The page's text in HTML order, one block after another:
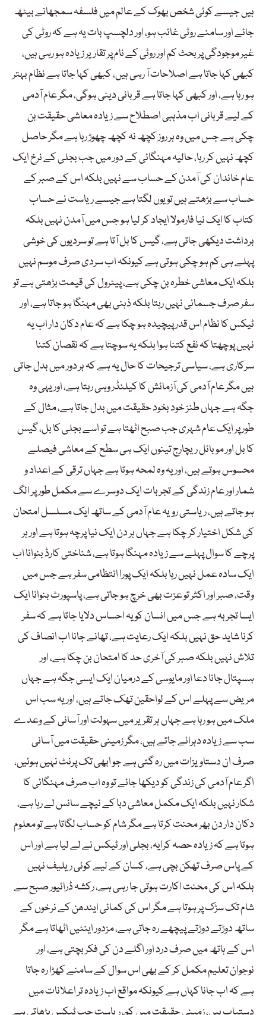
ہیں جیسے کوئی شخص بھوک کے عالم میں فلسفہ سمجھانے بیٹھ
جائے اور سامنے روٹی غائب ہو، اور دلچسپ بات یہ ہے کہ روٹی کی
غیر موجودگی پر بحث کم اور روٹی کے نام پر تقاریر زیادہ ہو رہی ہیں،
کبھی کہا جاتا ہے اصلاحات آ رہی ہیں، کبھی کہا جاتا ہے نظام بہتر
ہو رہا ہے، اور کبھی کہا جاتا ہے قربانی دینی ہوگی، مگر عام آدمی
کے لیے قربانی اب مذہبی اصطلاح سے زیادہ معاشی حقیقت بن
چکی ہے جس میں وہ ہر روز کچھ نہ کچھ چھوڑ رہا ہے مگر حاصل
کچھ نہیں کر رہا، حالیہ مہنگائی کے دور میں جب بجلی کے نرخ ایک
عام خاندان کی آمدن کے حساب سے نہیں بلکہ اس کے صبر کے
حساب سے بڑھتے ہیں تو یوں لگتا ہے جیسے ریاست نے حساب
کتاب کا ایک نیا فارمولا ایجاد کر لیا ہو جس میں آمدن نہیں بلکہ
برداشت دیکھی جاتی ہے، گیس کا بل آتا ہے تو سردیوں کی خوشی
پہلے ہی کم ہو چکی ہوتی ہے کیونکہ اب سردی صرف موسم نہیں
بلکہ ایک معاشی خطرہ بن چکی ہے، پیٹرول کی قیمت بڑھتی ہے تو
سفر صرف جسمانی نہیں رہتا بلکہ ذہنی بھی مہنگا ہو جاتا ہے، اور
ٹیکس کا نظام اس قدر پیچیدہ ہو چکا ہے کہ عام دکان دار اب یہ
نہیں پوچھتا کہ نفع کتنا ہوا بلکہ یہ سوچتا ہے کہ نقصان کتنا
سرکاری ہے، سیاسی ترجیحات کا حال یہ ہے کہ ہر دور میں بدل جاتی
ہیں مگر عام آدمی کی آزمائش کا کیلنڈر وہی رہتا ہے، اور یہی وہ
جگہ ہے جہاں طنز خود بخود حقیقت میں بدل جاتا ہے، مثال کے
طور پر ایک عام شہری جب صبح اٹھتا ہے تو اسے بجلی کا بل، گیس
کا بل اور موبائل ریچارج تینوں ایک ہی سطح کے معاشی فیصلے
محسوس ہوتے ہیں، اور یہ وہ لمحہ ہوتا ہے جہاں ترقی کے اعداد و
شمار اور عام زندگی کے تجربات ایک دوسرے سے مکمل طور پر الگ
ہو جاتے ہیں، ریاستی رویہ عام آدمی کے ساتھ ایک مسلسل امتحان
کی شکل اختیار کر چکا ہے جہاں ہر دن ایک نیا پرچہ ہوتا ہے اور ہر
پرچے کا سوال پہلے سے زیادہ مہنگا ہوتا ہے، شناختی کارڈ بنوانا اب
ایک سادہ عمل نہیں رہا بلکہ ایک پورا انتظامی سفر ہے جس میں
وقت، صبر اور اکثر تو عزت بھی خرچ ہو جاتی ہے، پاسپورٹ بنوانا ایک
ایسا تجربہ ہے جس میں انسان کو یہ احساس دلایا جاتا ہے کہ سفر
کرنا شاید حق نہیں بلکہ ایک رعایت ہے، تھانے جانا اب انصاف کی
تلاش نہیں بلکہ صبر کی آخری حد کا امتحان بن چکا ہے، اور
ہسپتال جانا دعا اور مایوسی کے درمیان ایک ایسی جگہ ہے جہاں
مریض سے پہلے اس کے لواحقین تھک جاتے ہیں، اور یہ سب اس
ملک میں ہو رہا ہے جہاں ہر تقریر میں سہولت اور آسانی کے وعدے
سب سے زیادہ دہرائے جاتے ہیں، مگر زمینی حقیقت میں آسانی
صرف ان دستاویزات میں رہ گئی ہے جو ابھی تک پرنٹ نہیں ہوئیں،
اگر عام آدمی کی زندگی کو دیکھا جائے تو وہ اب صرف مہنگائی کا
شکار نہیں بلکہ ایک مکمل معاشی دبا کے نیچے سانس لے رہا ہے،
دکان دار دن بھر محنت کرتا ہے مگر شام کو حساب لگاتا ہے تو معلوم
ہوتا ہے کہ زیادہ حصہ کرایہ، بجلی اور ٹیکس نے لے لیا ہے اور اس
کے پاس صرف تھکن بچی ہے، کسان کے لیے کوئی ریلیف نہیں
بلکہ اس کی محنت اکارت ہوتی جا رہی ہے، رکشہ ڈرائیور صبح سے
شام تک سڑک پر ہوتا ہے مگر اس کی کمائی ایندھن کے نرخوں کے
ساتھ دوڑتے دوڑتے پیچھے رہ جاتی ہے، مزدور اینٹیں اٹھاتا ہے مگر
اس کے ہاتھ میں صرف درد اور اگلے دن کی فکر بچتی ہے، اور
نوجوان تعلیم مکمل کر کے بھی اس سوال کے سامنے کھڑا رہ جاتا
ہے کہ اب جانا کہاں ہے کیونکہ مواقع اب زیادہ تر اعلانات میں